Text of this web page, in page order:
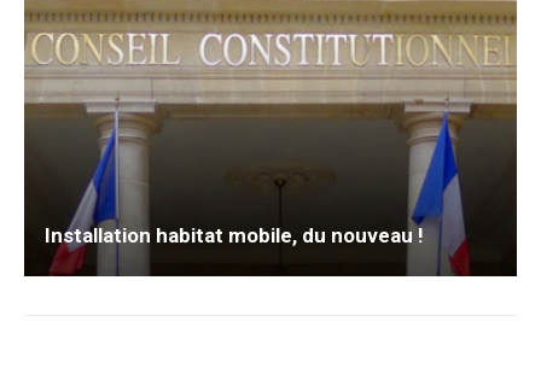
Installation habitat mobile, du nouveau !